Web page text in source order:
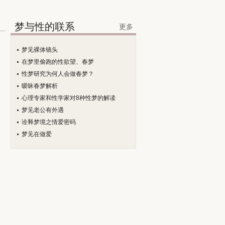
梦与性的联系 更多
梦见裸体镜头
在梦里偷跑的性欲望、春梦
性梦研究为何人会做春梦？
暧昧春梦解析
心理专家和性学家对8种性梦的解读
梦见老公有外遇
诠释梦境之情爱密码
梦见在做爱